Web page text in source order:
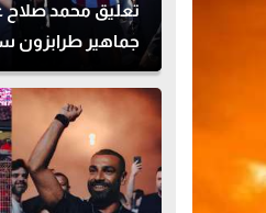
تعليق محمد صلاح
جماهير طرابزون